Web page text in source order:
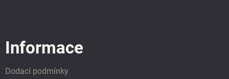
Informace
Dodací podmínky